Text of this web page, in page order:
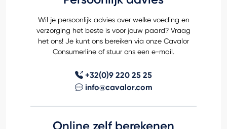
Wil je persoonlijk advies over welke voeding en
verzorging het beste is voor jouw paard? Vraag
het ons! Je kunt ons bereiken via onze Cavalor
Consumerline of stuur ons een e-mail.
+32(0)9 220 25 25
info@cavalor.com
Online zelf berekenen